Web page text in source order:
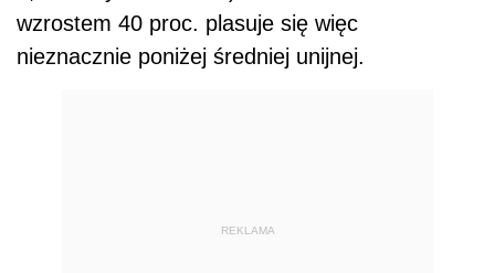
wzrostem 40 proc. plasuje się więc
nieznacznie poniżej średniej unijnej.
REKLAMA